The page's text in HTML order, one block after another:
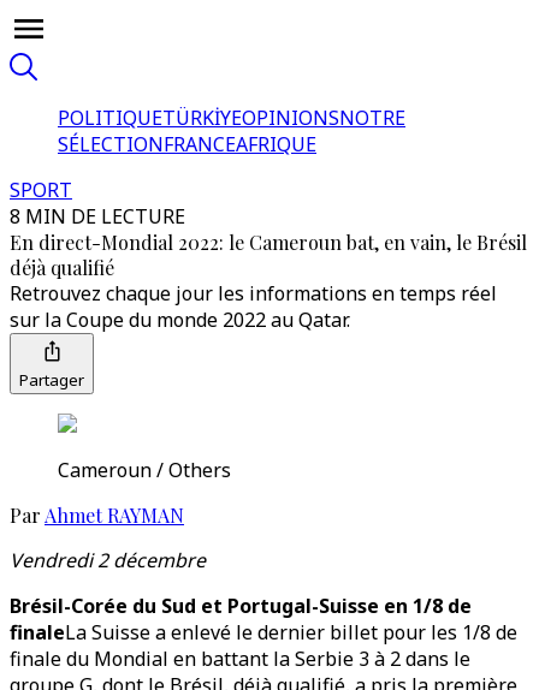
POLITIQUETÜRKİYEOPINIONSNOTRE
SÉLECTIONFRANCEAFRIQUE
SPORT
8 MIN DE LECTURE
En direct-Mondial 2022: le Cameroun bat, en vain, le Brésil
déjà qualifié
Retrouvez chaque jour les informations en temps réel
sur la Coupe du monde 2022 au Qatar.
Partager
Cameroun / Others
Par Ahmet RAYMAN
Vendredi 2 décembre
Brésil-Corée du Sud et Portugal-Suisse en 1/8 de
finaleLa Suisse a enlevé le dernier billet pour les 1/8 de
finale du Mondial en battant la Serbie 3 à 2 dans le